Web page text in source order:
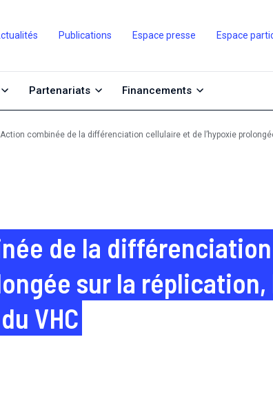
Publications Espace presse Espace
Partenariats Financements
Action combinée de la différenciation cellulaire et de l’hypoxie
de la
sur la
VHC